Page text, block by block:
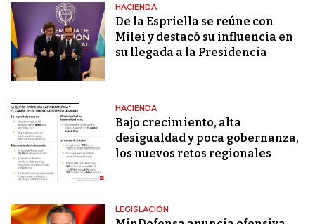
HACIENDA
De la Espriella se reúne con
Milei y destacó su influencia en
su llegada a la Presidencia
HACIENDA
Bajo crecimiento, alta
desigualdad y poca gobernanza,
los nuevos retos regionales
LEGISLACIÓN